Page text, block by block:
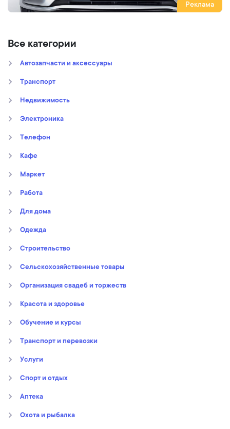
Реклама
Все категории
Автозапчасти и аксессуары
Транспорт
Недвижимость
Электроника
Телефон
Кафе
Маркет
Работа
Для дома
Oдежда
Строительство
Сельскохозяйственные товары
Организация свадеб и торжеств
Kрасота и здоровье
Обучение и курсы
Транспорт и перевозки
Услуги
Спорт и отдых
Аптека
Охота и рыбалка